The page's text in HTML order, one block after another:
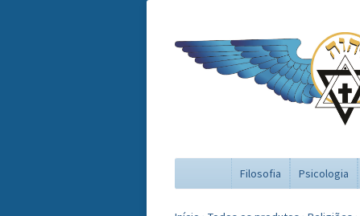
Filosofia Psicologia